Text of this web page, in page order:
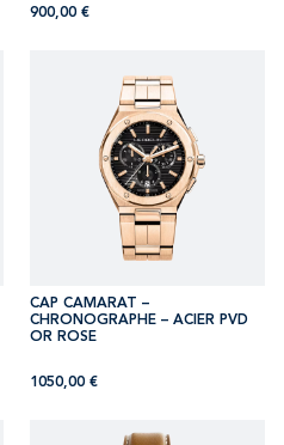
900,00 €
CAP CAMARAT –
CHRONOGRAPHE – ACIER PVD
OR ROSE
1050,00 €